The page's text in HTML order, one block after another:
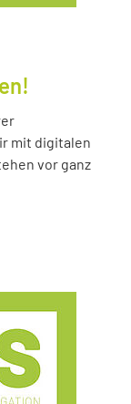
mit digitalen
vor ganz